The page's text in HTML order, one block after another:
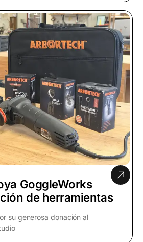
GoggleWorks
de herramientas
su generosa donación al